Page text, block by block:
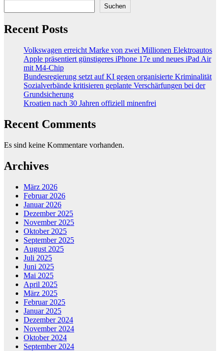
Suchen
Recent Posts
Volkswagen erreicht Marke von zwei Millionen Elektroautos
Apple präsentiert günstigeres iPhone 17e und neues iPad Air
mit M4-Chip
Bundesregierung setzt auf KI gegen organisierte Kriminalität
Sozialverbände kritisieren geplante Verschärfungen bei der
Grundsicherung
Kroatien nach 30 Jahren offiziell minenfrei
Recent Comments
Es sind keine Kommentare vorhanden.
Archives
März 2026
Februar 2026
Januar 2026
Dezember 2025
November 2025
Oktober 2025
September 2025
August 2025
Juli 2025
Juni 2025
Mai 2025
April 2025
März 2025
Februar 2025
Januar 2025
Dezember 2024
November 2024
Oktober 2024
September 2024